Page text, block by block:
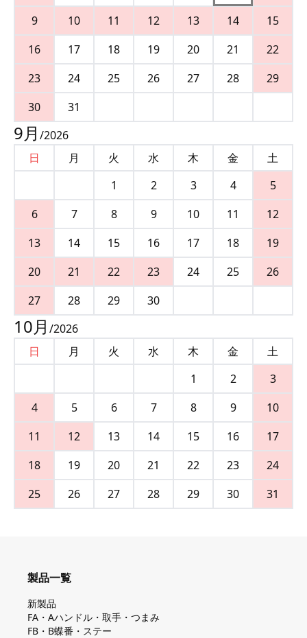
9
10 11 12 13 14
15
16
17 18 19 20 21
22
23
24 25 26 27 28
29
30
31
9月 /2026
日
月 火 水 木 金
土
1
2 3 4
5
6
7 8 9 10 11
12
13
14 15 16 17 18
19
20
21 22 23 24 25
26
27
28 29 30
10月 /2026
日
月 火 水 木 金
土
1
2
3
4
5 6 7 8 9
10
11
12 13 14 15 16
17
18
19 20 21 22 23
24
25
26 27 28 29 30 31
製品一覧
新製品
FA・Aハンドル・取手・つまみ
FB・B蝶番・ステー